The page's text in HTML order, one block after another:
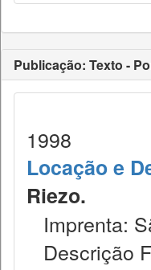
Publicação: Texto -
1998
Locação e
Riezo.
Imprenta:
Descrição